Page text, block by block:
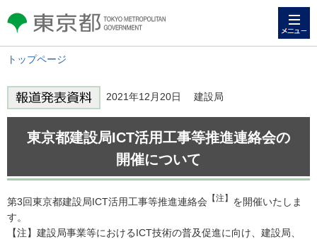
東京都 TOKYO METROPOLITAN
GOVERNMENT
トップページ
2021年12月20日 建設局
東京都建設局ICT活用工事等推進連絡会の
開催について
第3回東京都建設局ICT活用工事等推進連絡会 【注】 を開催いたしま
す。
【注】建設局事業等におけるICT技術の普及促進に向け、建設局、